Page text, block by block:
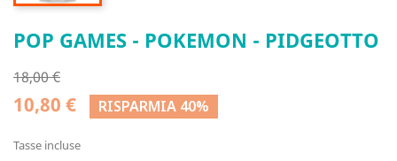
POP GAMES - POKEMON - PIDGEOTTO
18,00 €
10,80 € RISPARMIA 40%
Tasse incluse